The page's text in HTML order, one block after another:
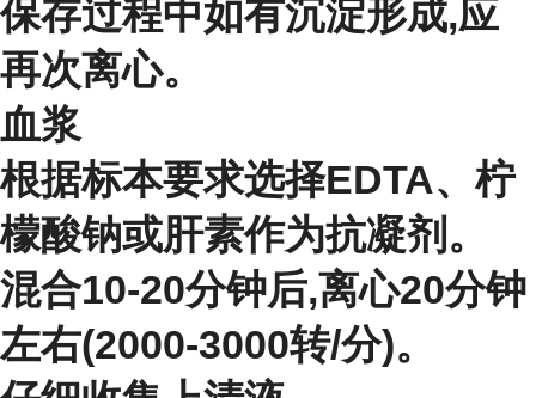
保存过程中如有沉淀形成,应
再次离心。
血浆
根据标本要求选择EDTA、柠
檬酸钠或肝素作为抗凝剂。
混合10-20分钟后,离心20分钟
左右(2000-3000转/分)。